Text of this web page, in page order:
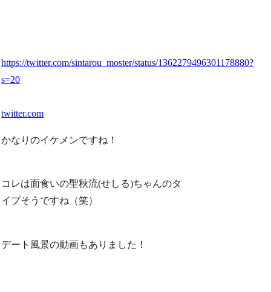
https://twitter.com/sintarou_moster/status/1362279496301178880?
s=20
twitter.com
かなりのイケメンですね！
コレは面食いの聖秋流(せしる)ちゃんのタ
イプそうですね（笑）
デート風景の動画もありました！